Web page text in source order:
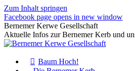
Zum Inhalt springen
Facebook page opens in new window
Bernemer Kerwe Gesellschaft
Aktuelle Infos zur Bernemer Kerb und
Baum Hoch!